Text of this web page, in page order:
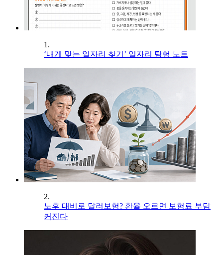
1.
‘내게 맞는 일자리 찾기’ 일자리 탐험 노트
2.
노후 대비로 달러보험? 환율 오르면 보험료 부담
커진다